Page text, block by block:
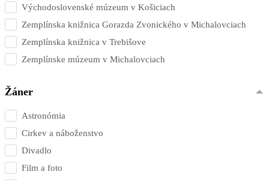
Východoslovenské múzeum v Košiciach
Zemplínska knižnica Gorazda Zvonického v Michalovciach
Zemplínska knižnica v Trebišove
Zemplínske múzeum v Michalovciach
Žáner
Astronómia
Cirkev a náboženstvo
Divadlo
Film a foto